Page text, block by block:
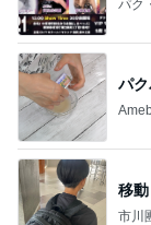
パク
パ
移動
市川